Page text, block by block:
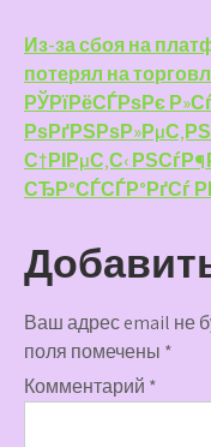
по
записям
Из-за сбоя на
потерял на
РЎРїРёСЃРѕРє
С†РІРµС‚С‹
СЂР°СЃСЃР°РґСѓ
Ваш адрес email не
поля помечены *
Комментарий *